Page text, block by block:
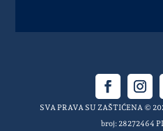
SVA PRAVA SU ZAŠTIĆENA ©
broj: 28272464